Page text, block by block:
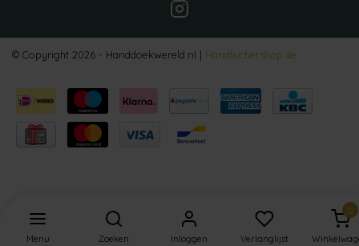
© Copyright 2026 - Handdoekwereld.nl | Handtuchershop.de
Menu Zoeken Inloggen Verlanglijst
0